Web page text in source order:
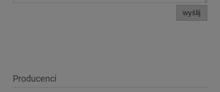
wyślij
Producenci